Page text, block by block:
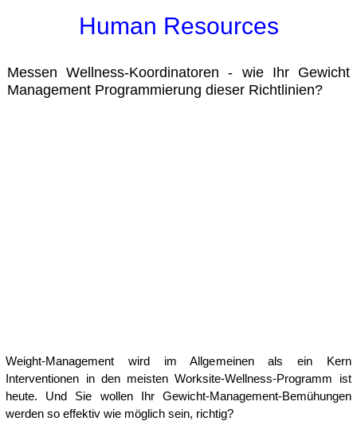
Human Resources
Messen Wellness-Koordinatoren - wie Ihr Gewicht
Management Programmierung dieser Richtlinien?
Weight-Management wird im Allgemeinen als ein Kern
Interventionen in den meisten Worksite-Wellness-Programm ist
heute. Und Sie wollen Ihr Gewicht-Management-Bemühungen
werden so effektiv wie möglich sein, richtig?